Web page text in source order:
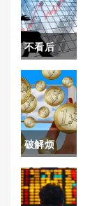
银保证金
(同花顺白
银期货保
证金是多
少)
不看后
悔！内盘
原油期货
保证金(原
油期货保
证金一手
破解烦
恼！国内
仿真交易